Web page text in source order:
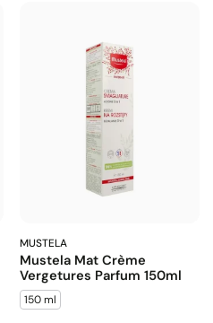
MUSTELA
Mustela Mat Crème
Vergetures Parfum 150ml
150 ml